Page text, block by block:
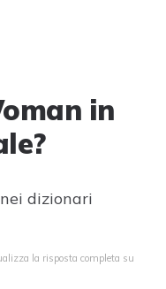
in
dizionari
la risposta completa su